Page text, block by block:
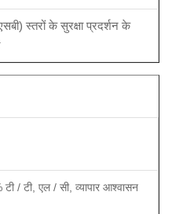
स्तरों के सुरक्षा प्रदर्शन के
/ टी, एल / सी, व्यापार आश्वासन